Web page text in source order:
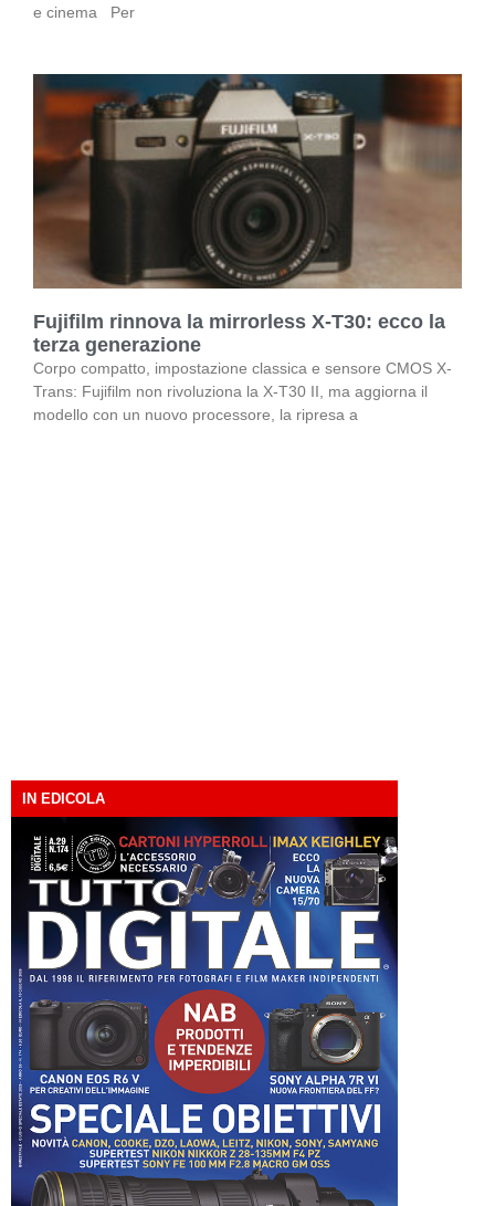
e cinema Per
Fujifilm rinnova la mirrorless X-T30: ecco la
terza generazione
Corpo compatto, impostazione classica e sensore CMOS X-
Trans: Fujifilm non rivoluziona la X-T30 II, ma aggiorna il
modello con un nuovo processore, la ripresa a
IN EDICOLA